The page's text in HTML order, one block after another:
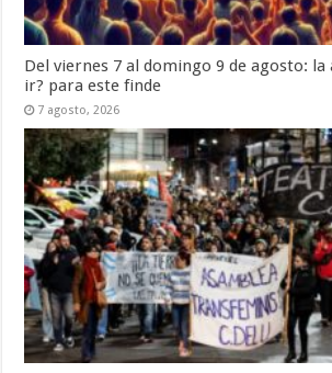
Del viernes 7 al domingo 9 de agosto: la
ir? para este finde
7 agosto, 2026